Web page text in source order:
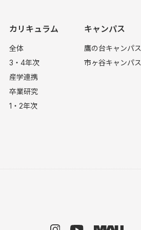
カリキュラム
全体
3・4年次
産学連携
卒業研究
1・2年次
キャンパス
鷹の台キャンパス
市ヶ谷キャンパス